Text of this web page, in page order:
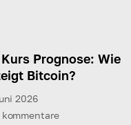
Prognose: Wie
Bitcoin?
2026
kommentare